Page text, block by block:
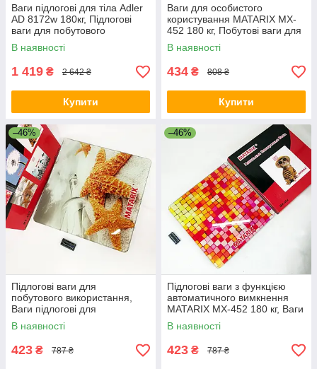
Ваги підлогові для тіла Adler
AD 8172w 180кг, Підлогові
ваги для побутового
використання HE-98
В наявності
1 419 ₴ 2 642 ₴
Купити
Ваги для особистого
користування MATARIX MX-
452 180 кг, Побутові ваги для
зважування тіла ET-27
В наявності
434 ₴ 808 ₴
Купити
–46%
Підлогові ваги для
побутового використання,
Ваги підлогові для
вимірювання маси тіла BS-35
В наявності
423 ₴ 787 ₴
–46%
Підлогові ваги з функцією
автоматичного вимкнення
MATARIX MX-452 180 кг, Ваги
для визначення маси тіла
FE-44
В наявності
423 ₴ 787 ₴